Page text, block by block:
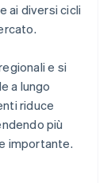
ai diversi cicli
e si
a lungo
riduce
più
importante.